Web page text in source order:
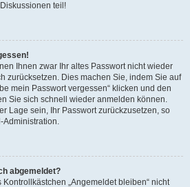
teil!
Ihnen zwar Ihr altes Passwort nicht wieder
zurücksetzen. Dies machen Sie, indem Sie auf
mein Passwort vergessen“ klicken und den
Sie sich schnell wieder anmelden können.
Lage sein, Ihr Passwort zurückzusetzen, so
Administration.
abgemeldet?
„Angemeldet bleiben“ nicht